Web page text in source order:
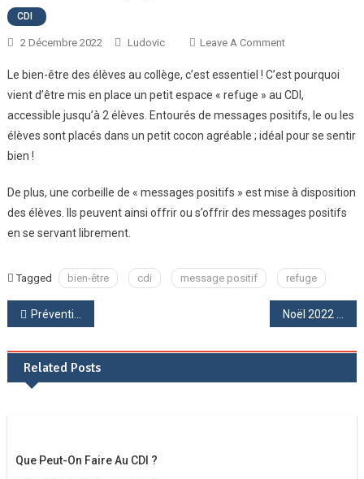
CDI
2 Décembre 2022 Ludovic Leave A CommentOn
Être
Au
CDI
:
« Refuge »
Et
Positifs »
À
(s’)offrir
!
Le bien-être des élèves au collège, c’est essentiel ! C’est pourquoi
vient d’être mis en place un petit espace « refuge » au CDI,
accessible jusqu’à 2 élèves. Entourés de messages positifs, le ou les
élèves sont placés dans un petit cocon agréable ; idéal pour se sentir
bien !
De plus, une corbeille de « messages positifs » est mise à disposition
des élèves. Ils peuvent ainsi offrir ou s’offrir des messages positifs
en se servant librement.
Tagged bien-être cdi message positif refuge
Navigation
de
l’article
Prévention harcèlement et bons usages des réseaux sociaux numériques
Related Posts
Que Peut-On Faire Au CDI ?